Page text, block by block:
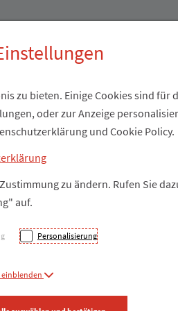
Basen-
zu bieten. Einige Cookies sind für
oder zur Anzeige
und Cookie Policy.
zu ändern. Rufen Sie
auf.
Personalisierung
einblenden